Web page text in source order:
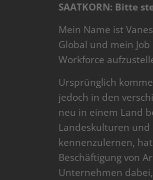
SAATKORN: Bitte
Mein Name ist
Global und mein
Workforce
Ursprünglich
jedoch in den
neu in einem Land
Landeskulturen
kennenzulernen,
Beschäftigung von
Unternehmen